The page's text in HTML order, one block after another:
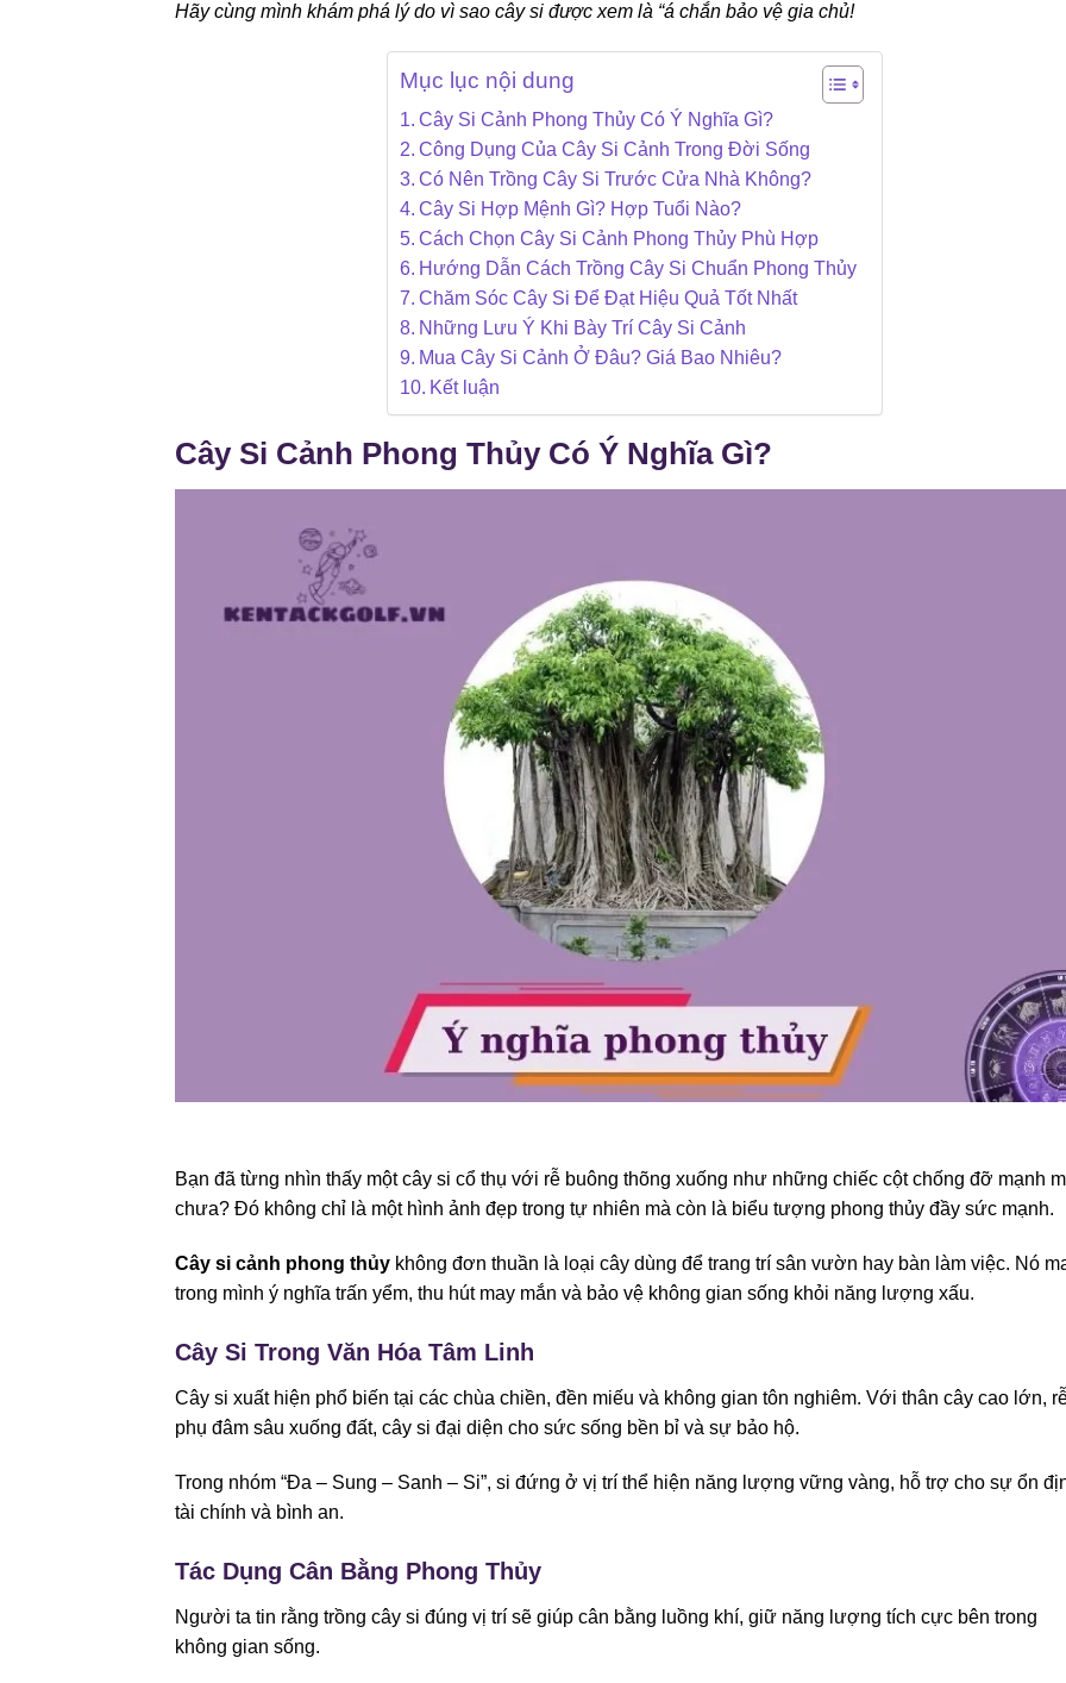
Hãy cùng mình khám phá lý do vì sao cây si được xem là “á chắn bảo vệ gia chủ!
Mục lục nội dung
Cây Si Cảnh Phong Thủy Có Ý Nghĩa Gì?
Công Dụng Của Cây Si Cảnh Trong Đời Sống
Có Nên Trồng Cây Si Trước Cửa Nhà Không?
Cây Si Hợp Mệnh Gì? Hợp Tuổi Nào?
Cách Chọn Cây Si Cảnh Phong Thủy Phù Hợp
Hướng Dẫn Cách Trồng Cây Si Chuẩn Phong Thủy
Chăm Sóc Cây Si Để Đạt Hiệu Quả Tốt Nhất
Những Lưu Ý Khi Bày Trí Cây Si Cảnh
Mua Cây Si Cảnh Ở Đâu? Giá Bao Nhiêu?
Kết luận
Cây Si Cảnh Phong Thủy Có Ý Nghĩa Gì?
Bạn đã từng nhìn thấy một cây si cổ thụ với rễ buông thõng xuống như những chiếc cột chống đỡ mạnh
chưa? Đó không chỉ là một hình ảnh đẹp trong tự nhiên mà còn là biểu tượng phong thủy đầy sức mạnh.
Cây si cảnh phong thủy không đơn thuần là loại cây dùng để trang trí sân vườn hay bàn làm việc. Nó
trong mình ý nghĩa trấn yểm, thu hút may mắn và bảo vệ không gian sống khỏi năng lượng xấu.
Cây Si Trong Văn Hóa Tâm Linh
Cây si xuất hiện phổ biến tại các chùa chiền, đền miếu và không gian tôn nghiêm. Với thân cây cao lớn,
phụ đâm sâu xuống đất, cây si đại diện cho sức sống bền bỉ và sự bảo hộ.
Trong nhóm “Đa – Sung – Sanh – Si”, si đứng ở vị trí thể hiện năng lượng vững vàng, hỗ trợ cho sự ổn
tài chính và bình an.
Tác Dụng Cân Bằng Phong Thủy
Người ta tin rằng trồng cây si đúng vị trí sẽ giúp cân bằng luồng khí, giữ năng lượng tích cực bên trong
không gian sống.